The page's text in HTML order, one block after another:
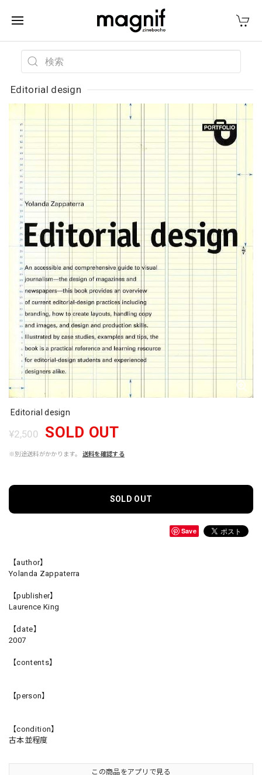
Editorial design
Editorial design
¥2,500 SOLD OUT
※別途送料がかかります。 送料を確認する
SOLD OUT
Save
【author】
Yolanda Zappaterra
【publisher】
Laurence King
【date】
2007
【contents】
【person】
【condition】
古本並程度
この商品をアプリで見る